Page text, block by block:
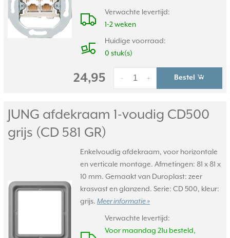
Verwachte levertijd:
1-2 weken
Huidige voorraad:
0 stuk(s)
24,95 +
- Bestel
JUNG afdekraam 1-voudig CD500
grijs (CD 581 GR)
Enkelvoudig afdekraam, voor horizontale
en verticale montage. Afmetingen: 81 x 81 x
10 mm. Gemaakt van Duroplast: zeer
krasvast en glanzend. Serie: CD 500, kleur:
grijs. Meer informatie »
Verwachte levertijd:
Voor maandag 21u besteld,